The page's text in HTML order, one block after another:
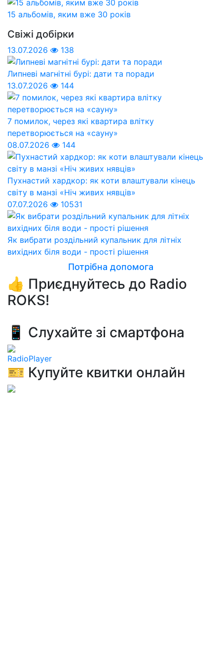
15 альбомів, яким вже 30 років
Свіжі добірки
13.07.2026 138
Липневі магнітні бурі: дати та поради
13.07.2026
144
7 помилок, через які квартира влітку
перетворюється на «сауну»
08.07.2026
144
Пухнастий хардкор: як коти влаштували кінець
світу в манзі «Ніч живих нявців»
07.07.2026
10531
Як вибрати роздільний купальник для літніх
вихідних біля води - прості рішення
Потрібна допомога
👍 Приєднуйтесь до Radio
ROKS!
📱 Слухайте зі смартфона
RadioPlayer
🎫 Купуйте квитки онлайн